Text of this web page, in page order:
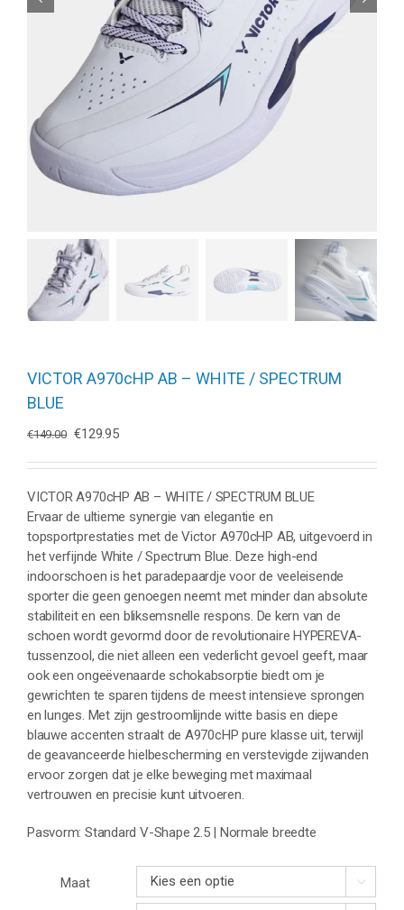
VICTOR A970cHP AB – WHITE / SPECTRUM
BLUE
€149.00 Oorspronkelijke
was:
€149.00.
€129.95Huidige
is:
€129.95.
VICTOR A970cHP AB – WHITE / SPECTRUM BLUE
Ervaar de ultieme synergie van elegantie en
topsportprestaties met de Victor A970cHP AB, uitgevoerd in
het verfijnde White / Spectrum Blue. Deze high-end
indoorschoen is het paradepaardje voor de veeleisende
sporter die geen genoegen neemt met minder dan absolute
stabiliteit en een bliksemsnelle respons. De kern van de
schoen wordt gevormd door de revolutionaire HYPEREVA-
tussenzool, die niet alleen een vederlicht gevoel geeft, maar
ook een ongeëvenaarde schokabsorptie biedt om je
gewrichten te sparen tijdens de meest intensieve sprongen
en lunges. Met zijn gestroomlijnde witte basis en diepe
blauwe accenten straalt de A970cHP pure klasse uit, terwijl
de geavanceerde hielbescherming en verstevigde zijwanden
ervoor zorgen dat je elke beweging met maximaal
vertrouwen en precisie kunt uitvoeren.
Pasvorm: Standard V-Shape 2.5 | Normale breedte
Maat 